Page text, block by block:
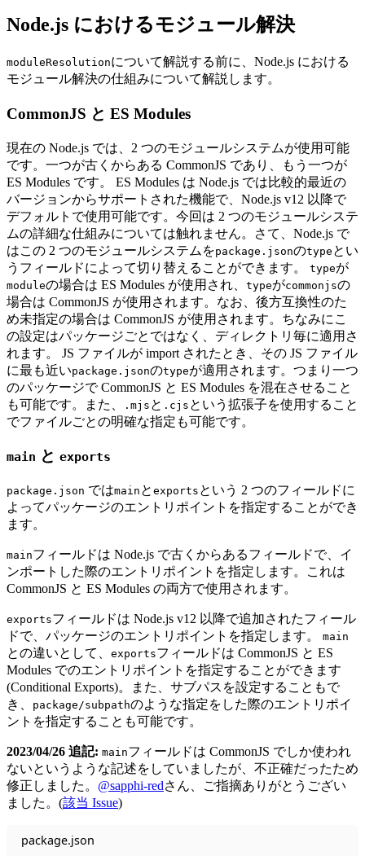
Node.js におけるモジュール解決
moduleResolutionについて解説する前に、Node.js における
モジュール解決の仕組みについて解説します。
CommonJS と ES Modules
現在の Node.js では、2 つのモジュールシステムが使用可能
です。一つが古くからある CommonJS であり、もう一つが
ES Modules です。 ES Modules は Node.js では比較的最近の
バージョンからサポートされた機能で、Node.js v12 以降で
デフォルトで使用可能です。今回は 2 つのモジュールシステ
ムの詳細な仕組みについては触れません。さて、Node.js で
はこの 2 つのモジュールシステムをpackage.jsonのtype とい
うフィールドによって切り替えることができます。 typeが
moduleの場合は ES Modules が使用され、 typeがcommonjsの
場合は CommonJS が使用されます。なお、後方互換性のた
め未指定の場合は CommonJS が使用されます。ちなみにこ
の設定はパッケージごとではなく、ディレクトリ毎に適用さ
れます。 JS ファイルが import されたとき、その JS ファイル
に最も近いpackage.jsonのtypeが適用されます。つまり一つ
のパッケージで CommonJS と ES Modules を混在させること
も可能です。また、
.mjs と .cjs という拡張子を使用すること
でファイルごとの明確な指定も可能です。
main と exports
package.json ではmain と exports という 2 つのフィールドに
よってパッケージのエントリポイントを指定することができ
ます。
mainフィールドは Node.js で古くからあるフィールドで、イ
ンポートした際のエントリポイントを指定します。これは
CommonJS と ES Modules の両方で使用されます。
exportsフィールドは Node.js v12 以降で追加されたフィール
ドで、パッケージのエントリポイントを指定します。 main
との違いとして、 exportsフィールドは CommonJS と ES
Modules でのエントリポイントを指定することができます
(Conditional Exports)。また、サブパスを設定することもで
き、
package/subpathのような指定をした際のエントリポイ
ントを指定することも可能です。
2023/04/26 追記: mainフィールドは CommonJS でしか使われ
ないというような記述をしていましたが、不正確だったため
修正しました。 @sapphi-redさん、ご指摘ありがとうござい
ました。(該当 Issue)
package.json